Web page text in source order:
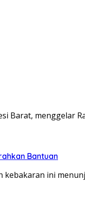
Barat, menggelar
Bantuan
kebakaran ini